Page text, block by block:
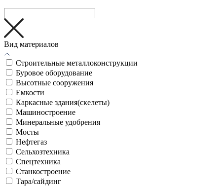
Вид материалов
Cтроительные металлоконструкции
Буровое оборудование
Высотные сооружения
Емкости
Каркасные здания(скелеты)
Машиностроение
Минеральные удобрения
Мосты
Нефтегаз
Сельхозтехника
Спецтехника
Станкостроение
Тара/сайдинг